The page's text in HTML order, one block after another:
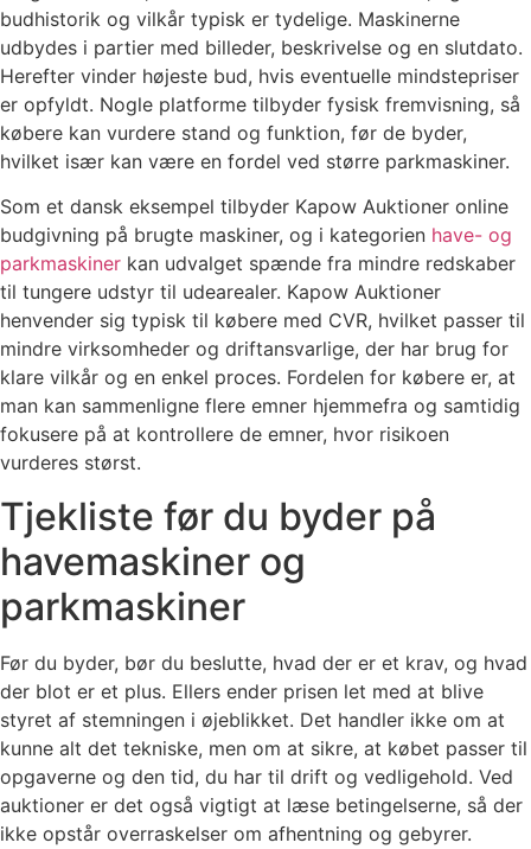
budhistorik og vilkår typisk er tydelige. Maskinerne
udbydes i partier med billeder, beskrivelse og en slutdato.
Herefter vinder højeste bud, hvis eventuelle mindstepriser
er opfyldt. Nogle platforme tilbyder fysisk fremvisning, så
købere kan vurdere stand og funktion, før de byder,
hvilket især kan være en fordel ved større parkmaskiner.
Som et dansk eksempel tilbyder Kapow Auktioner online
budgivning på brugte maskiner, og i kategorien have- og
parkmaskiner kan udvalget spænde fra mindre redskaber
til tungere udstyr til udearealer. Kapow Auktioner
henvender sig typisk til købere med CVR, hvilket passer til
mindre virksomheder og driftansvarlige, der har brug for
klare vilkår og en enkel proces. Fordelen for købere er, at
man kan sammenligne flere emner hjemmefra og samtidig
fokusere på at kontrollere de emner, hvor risikoen
vurderes størst.
Tjekliste før du byder på
havemaskiner og
parkmaskiner
Før du byder, bør du beslutte, hvad der er et krav, og hvad
der blot er et plus. Ellers ender prisen let med at blive
styret af stemningen i øjeblikket. Det handler ikke om at
kunne alt det tekniske, men om at sikre, at købet passer til
opgaverne og den tid, du har til drift og vedligehold. Ved
auktioner er det også vigtigt at læse betingelserne, så der
ikke opstår overraskelser om afhentning og gebyrer.